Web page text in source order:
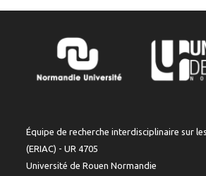
Équipe de recherche interdisciplinaire sur
(ERIAC) - UR 4705
Université de Rouen Normandie